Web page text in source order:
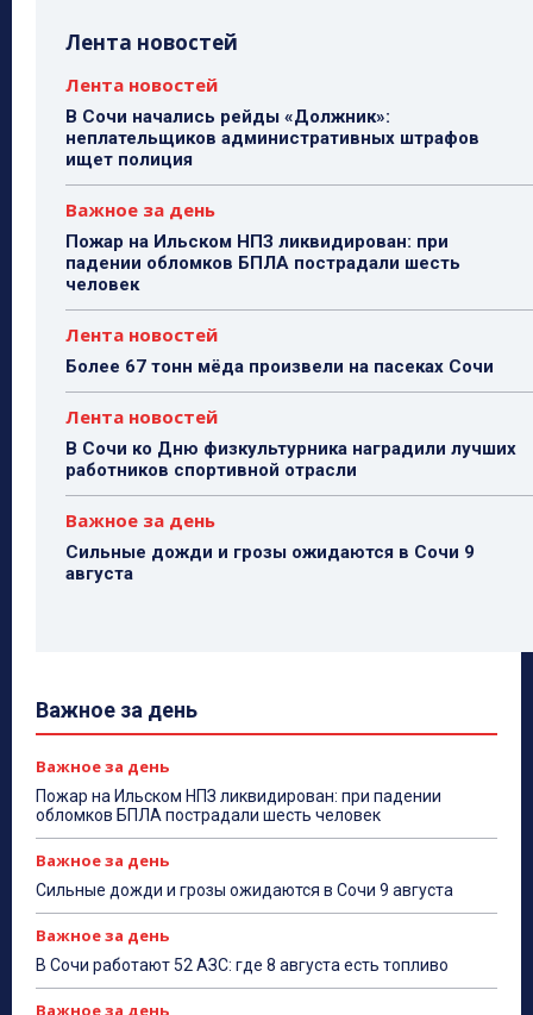
Лента новостей
Лента новостей
В Сочи начались рейды «Должник»:
неплательщиков административных штрафов
ищет полиция
Важное за день
Пожар на Ильском НПЗ ликвидирован: при
падении обломков БПЛА пострадали шесть
человек
Лента новостей
Более 67 тонн мёда произвели на пасеках Сочи
Лента новостей
В Сочи ко Дню физкультурника наградили лучших
работников спортивной отрасли
Важное за день
Сильные дожди и грозы ожидаются в Сочи 9
августа
Важное за день
Важное за день
Пожар на Ильском НПЗ ликвидирован: при падении
обломков БПЛА пострадали шесть человек
Важное за день
Сильные дожди и грозы ожидаются в Сочи 9 августа
Важное за день
В Сочи работают 52 АЗС: где 8 августа есть топливо
Важное за день